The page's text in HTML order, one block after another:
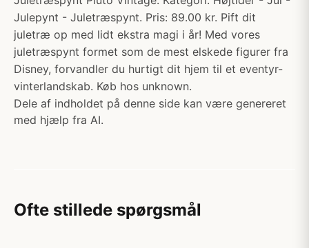
Julepynt - Juletræspynt. Pris: 89.00 kr. Pift dit
juletræ op med lidt ekstra magi i år! Med vores
juletræspynt formet som de mest elskede figurer fra
Disney, forvandler du hurtigt dit hjem til et eventyr-
vinterlandskab. Køb hos unknown.
Dele af indholdet på denne side kan være genereret
med hjælp fra AI.
Ofte stillede spørgsmål